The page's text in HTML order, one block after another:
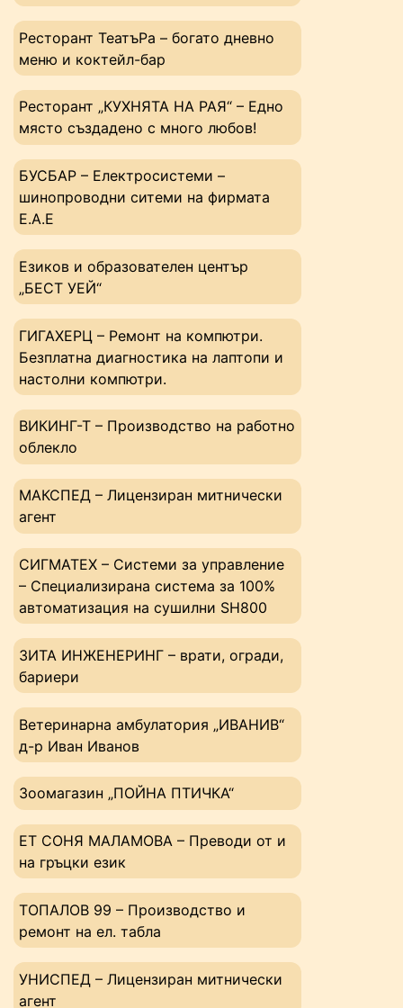
Ресторант ТеатъРа – богато дневно
меню и коктейл-бар
Ресторант „КУХНЯТА НА РАЯ“ – Едно
място създадено с много любов!
БУСБАР – Електросистеми –
шинопроводни ситеми на фирмата
Е.А.Е
Езиков и образователен център
„БЕСТ УЕЙ“
ГИГАХЕРЦ – Ремонт на компютри.
Безплатна диагностика на лаптопи и
настолни компютри.
ВИКИНГ-Т – Производство на работно
облекло
МАКСПЕД – Лицензиран митнически
агент
СИГМАТЕХ – Системи за управление
– Специализирана система за 100%
автоматизация на сушилни SH800
ЗИТА ИНЖЕНЕРИНГ – врати, огради,
бариери
Ветеринарна амбулатория „ИВАНИВ“
д-р Иван Иванов
Зоомагазин „ПОЙНА ПТИЧКА“
ЕТ СОНЯ МАЛАМОВА – Преводи от и
на гръцки език
ТОПАЛОВ 99 – Производство и
ремонт на ел. табла
УНИСПЕД – Лицензиран митнически
агент